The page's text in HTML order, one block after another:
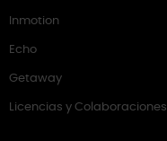
Inmotion
Echo
Getaway
Licencias y Colaboraciones